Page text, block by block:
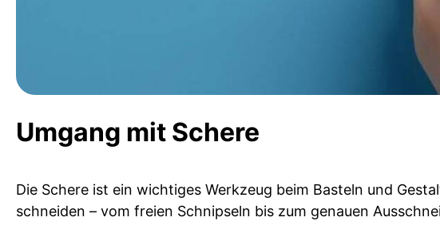
Umgang mit Schere
Die Schere ist ein wichtiges Werkzeug beim Basteln und
schneiden – vom freien Schnipseln bis zum genauen